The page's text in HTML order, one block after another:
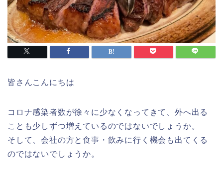
皆さんこんにちは
コロナ感染者数が徐々に少なくなってきて、外へ出る
ことも少しずつ増えているのではないでしょうか。
そして、会社の方と食事・飲みに行く機会も出てくる
のではないでしょうか。